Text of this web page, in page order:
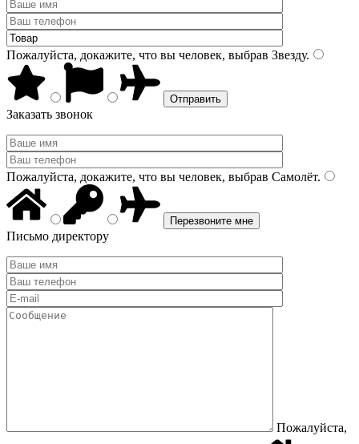
Пожалуйста, докажите, что вы человек, выбрав Звезду.
Заказать звонок
Пожалуйста, докажите, что вы человек, выбрав Самолёт.
Письмо директору
Пожалуйста,